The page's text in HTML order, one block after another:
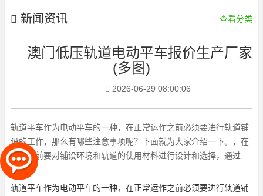
新闻资讯 查看分类
澳门低压轨道电动平车报价生产厂家
(多图)
2026-06-29 08:00:06
轨道平车作为电动平车的一种，在正常运作之前必须要进行轨道铺
设的工作，那么有哪些注意事项呢？下面就为大家介绍一下。，在
铺设之前要对铺设环境和轨道的使用材料进行设计和选择，通过作
图设计软件，对轨道的走向和
轨道平车作为电动平车的一种，在正常运作之前必须要进行轨道铺